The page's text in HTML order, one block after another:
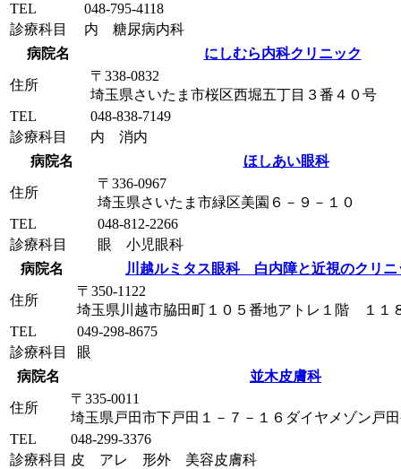
TEL
048-795-4118
診療科目
内 糖尿病内科
病院名
にしむら内科クリニック
住所
〒338-0832
埼玉県さいたま市桜区西堀五丁目３番４０号
TEL
048-838-7149
診療科目
内 消内
病院名
ほしあい眼科
住所
〒336-0967
埼玉県さいたま市緑区美園６－９－１０
TEL
048-812-2266
診療科目
眼 小児眼科
病院名
川越ルミタス眼科 白内障と近視のクリニ
住所
〒350-1122
埼玉県川越市脇田町１０５番地アトレ１階 １１
TEL
049-298-8675
診療科目
眼
病院名
並木皮膚科
住所
〒335-0011
埼玉県戸田市下戸田１－７－１６ダイヤメゾン戸
TEL
048-299-3376
診療科目 皮 アレ 形外 美容皮膚科